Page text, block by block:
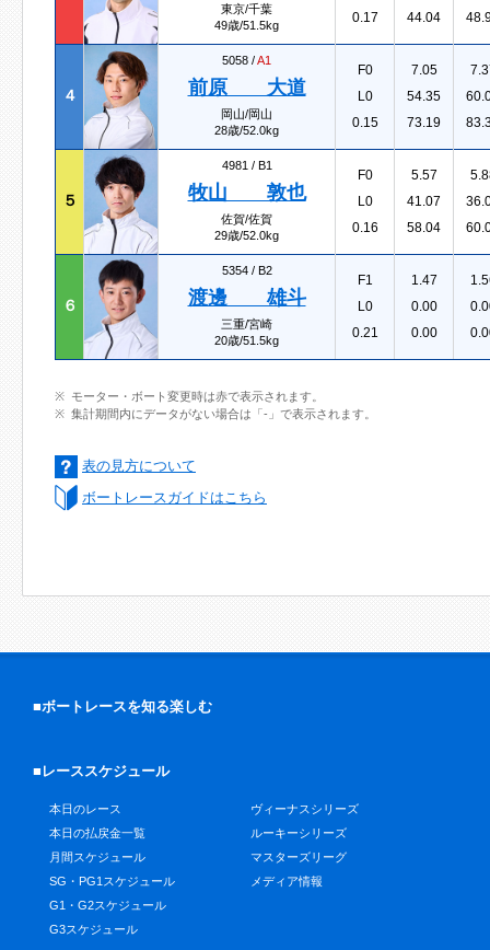
東京/千葉
49歳/51.5kg
0.17
44.04
４
5058 /A1
前原 大道
岡山/岡山
28歳/52.0kg
F0
L0
0.15
7.05
54.35
73.19
５
4981 / B1
牧山 敦也
佐賀/佐賀
29歳/52.0kg
F0
L0
0.16
5.57
41.07
58.04
６
5354 / B2
渡邊 雄斗
三重/宮崎
20歳/51.5kg
F1
L0
0.21
1.47
0.00
0.00
モーター・ボート変更時は赤で表示されます。
集計期間内にデータがない場合は「-」で表示されます。
表の見方について
ボートレースガイドはこちら
■ボートレースを知る楽しむ
■レーススケジュール
本日のレース
本日の払戻金一覧
月間スケジュール
SG・PG1スケジュール
G1・G2スケジュール
G3スケジュール
ヴィーナスシリーズ
ルーキーシリーズ
マスターズリーグ
メディア情報